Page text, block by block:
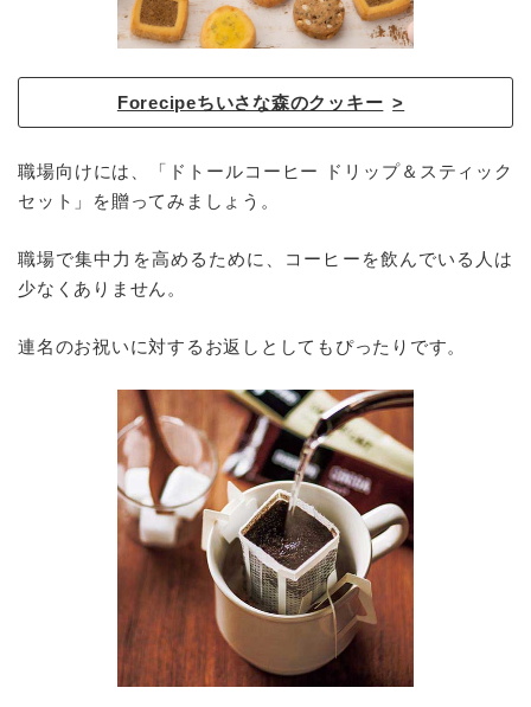
Forecipeちいさな森のクッキー
職場向けには、「ドトールコーヒー ドリップ＆スティック
セット」を贈ってみましょう。
職場で集中力を高めるために、コーヒーを飲んでいる人は
少なくありません。
連名のお祝いに対するお返しとしてもぴったりです。